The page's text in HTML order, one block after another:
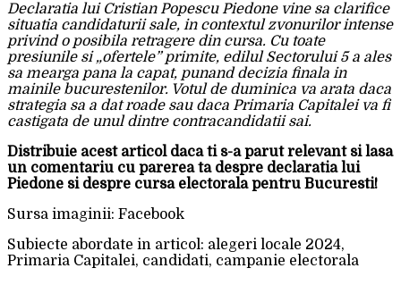
Declaratia lui Cristian Popescu Piedone vine sa clarifice
situatia candidaturii sale, in contextul zvonurilor intense
privind o posibila retragere din cursa. Cu toate
presiunile si „ofertele” primite, edilul Sectorului 5 a ales
sa mearga pana la capat, punand decizia finala in
mainile bucurestenilor. Votul de duminica va arata daca
strategia sa a dat roade sau daca Primaria Capitalei va fi
castigata de unul dintre contracandidatii sai.
Distribuie acest articol daca ti s-a parut relevant si lasa
un comentariu cu parerea ta despre declaratia lui
Piedone si despre cursa electorala pentru Bucuresti!
Sursa imaginii: Facebook
Subiecte abordate in articol: alegeri locale 2024,
Primaria Capitalei, candidati, campanie electorala